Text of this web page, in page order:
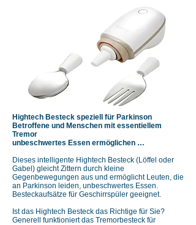
​​Hightech Besteck speziell für Parkinson
Betroffene und Menschen mit essentiellem
Tremor
unbeschwertes Essen ermöglichen …
Dieses intelligente Hightech Besteck (Löffel oder
Gabel) gleicht Zittern durch kleine
Gegenbewegungen aus und ermöglicht Leuten, die
an Parkinson leiden, unbeschwertes Essen.
Besteckaufsätze für Geschirrspüler geeignet.
Ist das Hightech Besteck das Richtige für Sie?
Generell funktioniert das Tremorbesteck für